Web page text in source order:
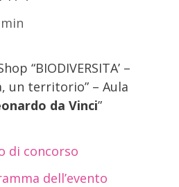
“BIODIVERSITA’ –
un territorio” – Aula
da Vinci”
di concorso
dell’evento